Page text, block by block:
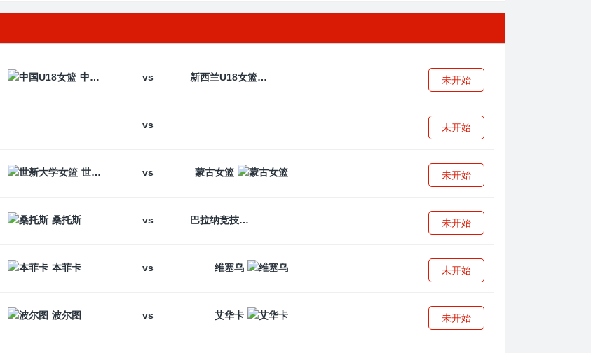
中国U18女篮 vs 新西兰U18女篮 未开始
vs 未开始
世新大学女篮 vs 蒙古女篮 未开始
桑托斯 vs 巴拉纳竞技 未开始
本菲卡 vs 维塞乌 未开始
波尔图 vs 艾华卡 未开始